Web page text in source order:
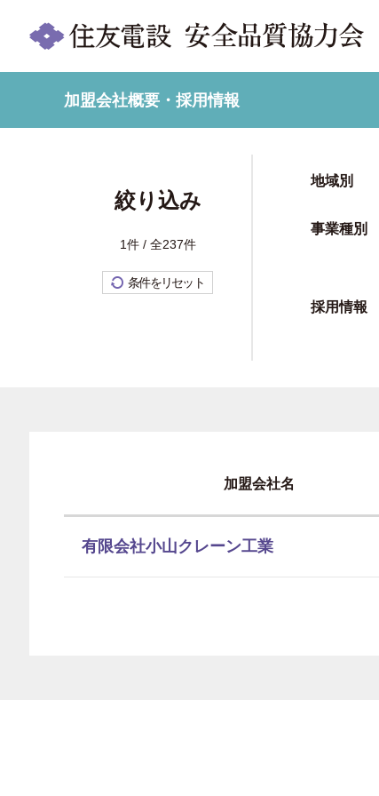
加盟会社概要・採用情報
絞り込み
1件 / 全237件
条件をリセット
地域別
事業種別
採用情報
加盟会社名
有限会社小山クレーン工業